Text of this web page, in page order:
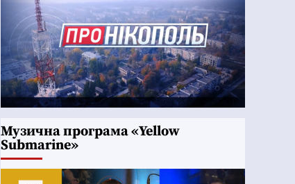
Музична програма «Yellow
Submarine»